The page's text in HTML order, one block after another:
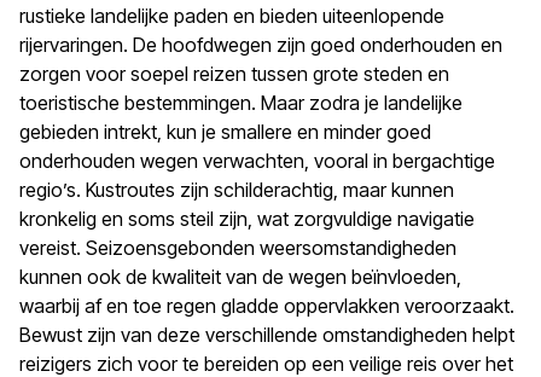
rustieke landelijke paden en bieden uiteenlopende
rijervaringen. De hoofdwegen zijn goed onderhouden en
zorgen voor soepel reizen tussen grote steden en
toeristische bestemmingen. Maar zodra je landelijke
gebieden intrekt, kun je smallere en minder goed
onderhouden wegen verwachten, vooral in bergachtige
regio’s. Kustroutes zijn schilderachtig, maar kunnen
kronkelig en soms steil zijn, wat zorgvuldige navigatie
vereist. Seizoensgebonden weersomstandigheden
kunnen ook de kwaliteit van de wegen beïnvloeden,
waarbij af en toe regen gladde oppervlakken veroorzaakt.
Bewust zijn van deze verschillende omstandigheden helpt
reizigers zich voor te bereiden op een veilige reis over het